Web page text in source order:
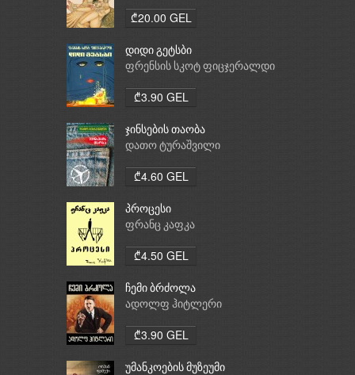
₾20.00 GEL
დიდი გეტსბი
ფრენსის სკოტ ფიცჯერალდი
₾3.90 GEL
ჯინსების თაობა
დათო ტურაშვილი
₾4.60 GEL
პროცესი
ფრანც კაფკა
₾4.50 GEL
ჩემი ბრძოლა
ადოლფ ჰიტლერი
₾3.90 GEL
უმანკოების მუზეუმი